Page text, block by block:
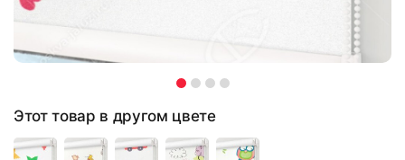
Этот товар в другом цвете